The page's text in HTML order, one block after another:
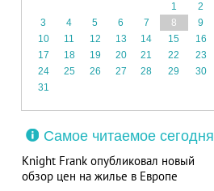
1
2
3
4 5 6 7 8
9
10
11 12 13 14 15
16
17
18 19 20 21 22
23
24
25 26 27 28 29
30
31
Самое читаемое сегодня
Knight Frank опубликовал новый
обзор цен на жилье в Европе